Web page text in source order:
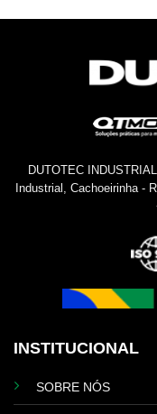
DUTOTEC INDUSTRIAL
Industrial, Cachoeirinha -
INSTITUCIONAL
SOBRE NÓS